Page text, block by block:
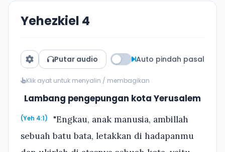
Yehezkiel 4
Putar audio Auto pindah pasal
Klik ayat untuk menyalin / membagikan
Lambang pengepungan kota Yerusalem
(Yeh 4:1)
"Engkau, anak manusia, ambillah
sebuah batu bata, letakkan di hadapanmu